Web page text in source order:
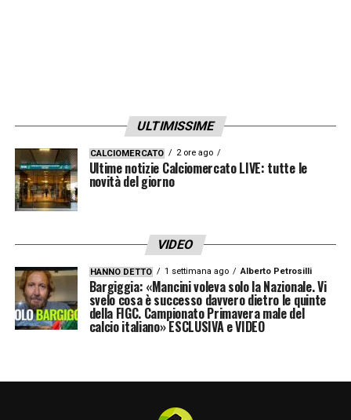
Ismajli (Torino): Qui emerge la discrepanza
più netta. Se per la Gazzetta è da 7 (lancio
per Aboukhlal, anticipi e attenzione), per
Tuttosport è addirittura da 7 per un motivo
diverso: non solo la pulizia difensiva, ma
anche la capacità di staccarsi e fungere da
centrocampista aggiunto, come dimostra
l’assist per Njie. Una lettura che ne esalta la
duttilità tattica.
ULTIMISSIME
CALCIOMERCATO 2 ore ago
Ultime notizie Calciomercato LIVE: tutte le
novità del giorno
VIDEO
HANNO DETTO 1 settimana ago Alberto Petrosilli
Bargiggia: «Mancini voleva solo la Nazionale. Vi
svelo cosa è successo davvero dietro le quinte
della FIGC. Campionato Primavera male del
calcio italiano» ESCLUSIVA e VIDEO